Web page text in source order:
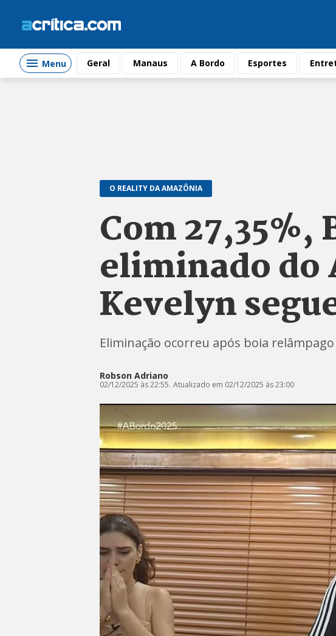
Menu Geral Manaus A Bordo Esportes
O REALITY DA AMAZÔNIA
Com 27,35%,
eliminado do
Kevelyn
Eliminação ocorreu após boia
Robson Adriano
02/12/2025 às 22:55. Atualizado em 02/12/2025 às 23:00